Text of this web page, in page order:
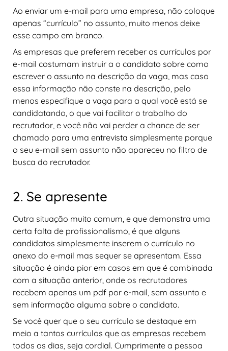
Ao enviar um e-mail para uma empresa, não coloque
apenas “currículo” no assunto, muito menos deixe
esse campo em branco.
As empresas que preferem receber os currículos por
e-mail costumam instruir a o candidato sobre como
escrever o assunto na descrição da vaga, mas caso
essa informação não conste na descrição, pelo
menos especifique a vaga para a qual você está se
candidatando, o que vai facilitar o trabalho do
recrutador, e você não vai perder a chance de ser
chamado para uma entrevista simplesmente porque
o seu e-mail sem assunto não apareceu no filtro de
busca do recrutador.
2. Se apresente
Outra situação muito comum, e que demonstra uma
certa falta de profissionalismo, é que alguns
candidatos simplesmente inserem o currículo no
anexo do e-mail mas sequer se apresentam. Essa
situação é ainda pior em casos em que é combinada
com a situação anterior, onde os recrutadores
recebem apenas um pdf por e-mail, sem assunto e
sem informação alguma sobre o candidato.
Se você quer que o seu currículo se destaque em
meio a tantos currículos que as empresas recebem
todos os dias, seja cordial. Cumprimente a pessoa